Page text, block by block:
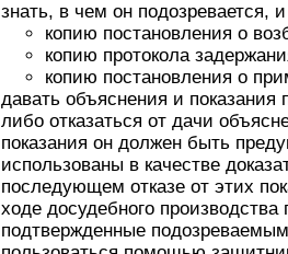
знать, в чем он подозревается,
копию постановления о
копию протокола
копию постановления о
давать объяснения и
либо отказаться от дачи
показания он должен быть
использованы в качестве
последующем отказе от этих
ходе досудебного
подтвержденные